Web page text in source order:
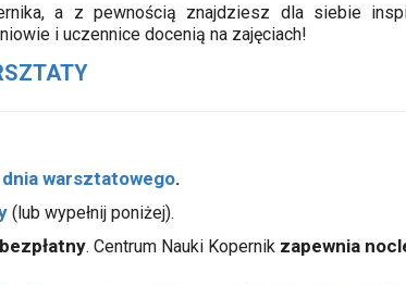
a z pewnością znajdziesz dla siebie
i uczennice docenią na zajęciach!
warsztatowego.
(lub wypełnij poniżej).
bezpłatny. Centrum Nauki Kopernik zapewnia